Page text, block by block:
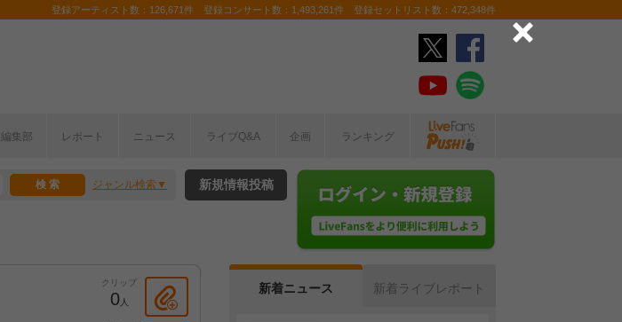
登録アーティスト数：126,671件 登録コンサート数：1,493,261件 登録セットリスト数：472,348件
編集部 レポート ニュース ライブQ&A 企画 ランキング
ジャンル検索 新規情報投稿
クリップ
0人
新着ニュース 新着ライブレポート